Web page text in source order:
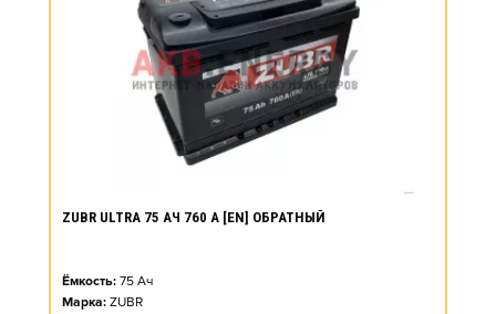
ZUBR ULTRA 75 АЧ 760 А [EN] ОБРАТНЫЙ
Ёмкость: 75 Ач
Марка: ZUBR